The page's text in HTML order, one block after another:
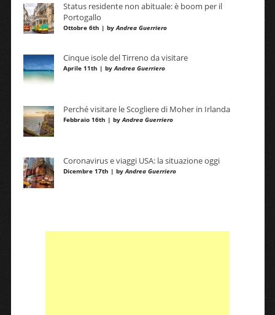
Status residente non abituale: è boom per il
Portogallo
Ottobre 6th | byAndrea Guerriero
Cinque isole del Tirreno da visitare
Aprile 11th | byAndrea Guerriero
Perché visitare le Scogliere di Moher in Irlanda
Febbraio 16th | byAndrea Guerriero
Coronavirus e viaggi USA: la situazione oggi
Dicembre 17th | byAndrea Guerriero